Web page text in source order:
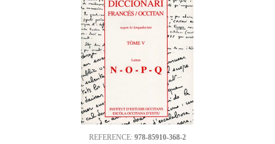
REFERENCE: 978-85910-368-2